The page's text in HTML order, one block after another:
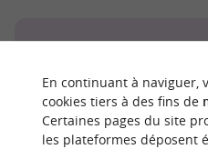
Faites unevisite de
En continuant à naviguer,
cookies tiers à des fins de
Certaines pages du site
les plateformes déposent